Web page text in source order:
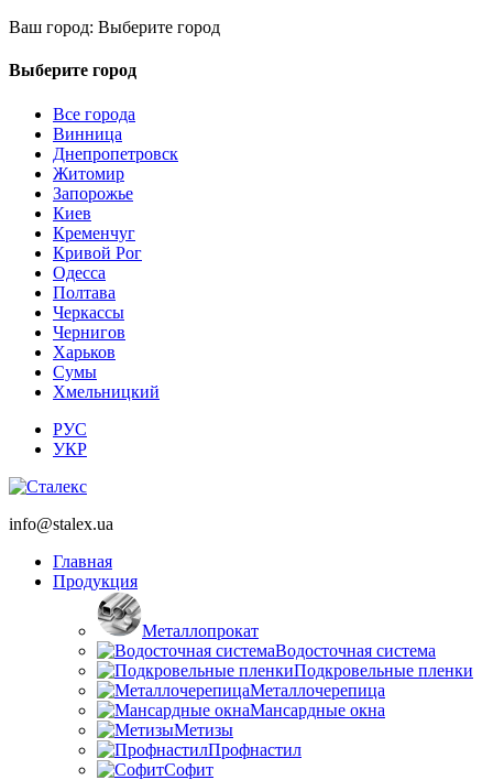
Ваш город: Выберите город
Выберите город
Все города
Винница
Днепропетровск
Житомир
Запорожье
Киев
Кременчуг
Кривой Рог
Одесса
Полтава
Черкассы
Чернигов
Харьков
Сумы
Хмельницкий
РУС
УКР
info@stalex.ua
Главная
Продукция
Металлопрокат
Водосточная система
Подкровельные пленки
Металлочерепица
Мансардные окна
Метизы
Профнастил
Софит